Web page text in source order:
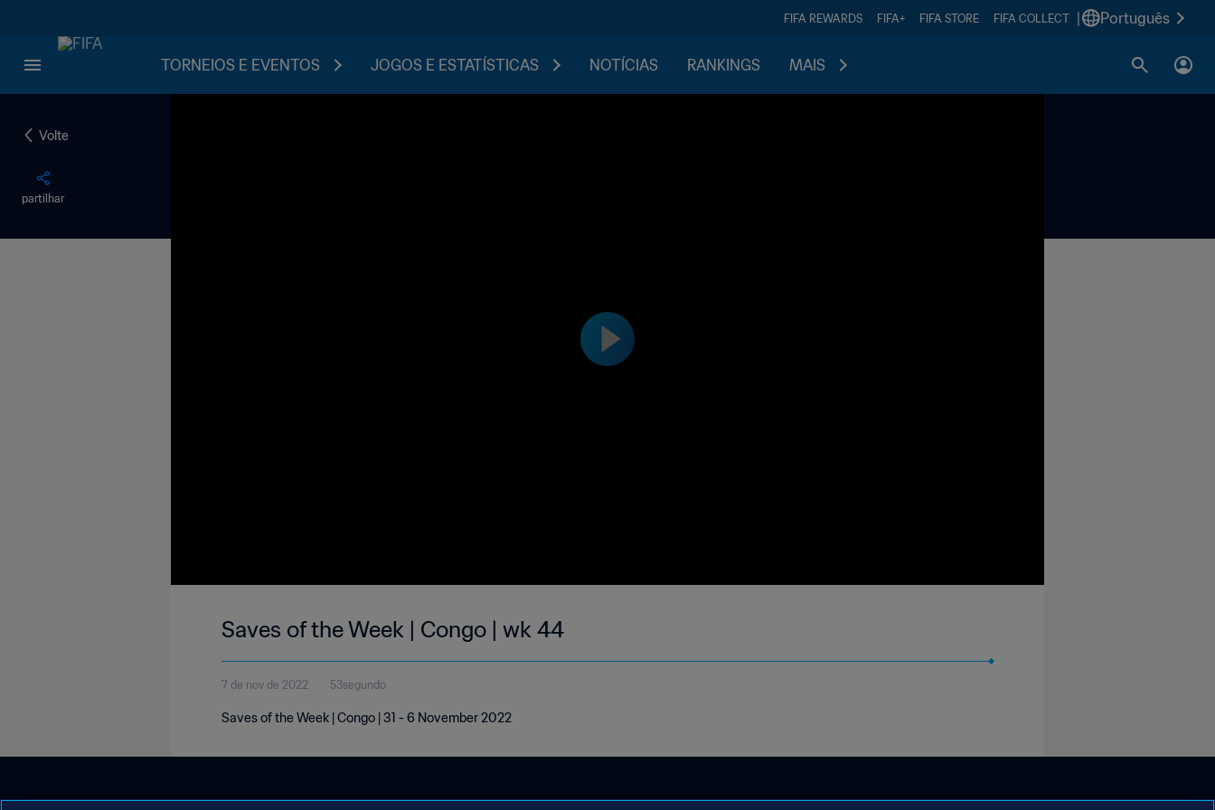
FIFA REWARDS FIFA+ FIFA STORE FIFA COLLECT Português
TORNEIOS E EVENTOS JOGOS E ESTATÍSTICAS NOTÍCIAS RANKINGS MAIS
Volte
partilhar
Saves of the Week | Congo | wk 44
7 de nov de 2022 53segundo
Saves of the Week | Congo | 31 - 6 November 2022